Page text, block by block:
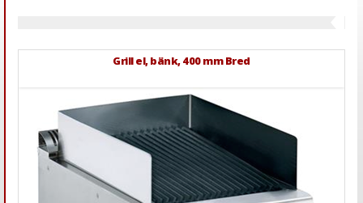
Grill el, bänk, 400 mm Bred